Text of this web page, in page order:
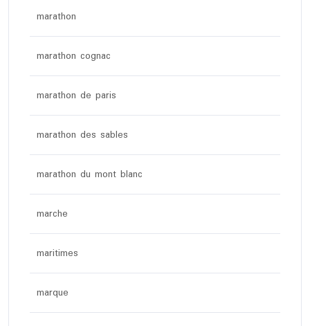
marathon
marathon cognac
marathon de paris
marathon des sables
marathon du mont blanc
marche
maritimes
marque